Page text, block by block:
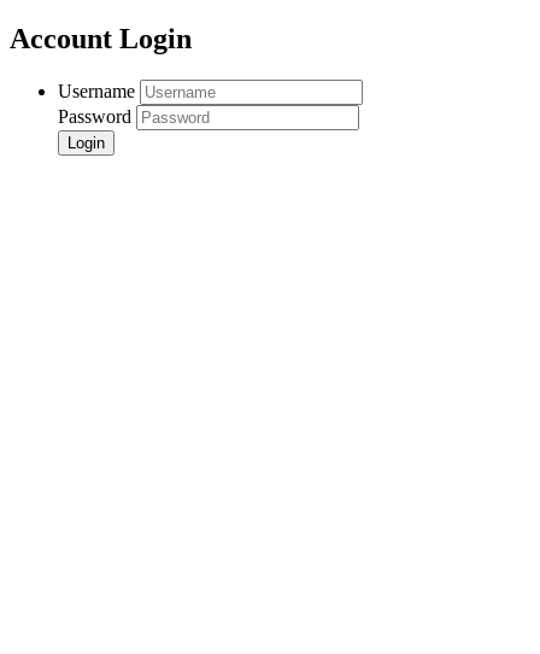
Account Login
Username
Password